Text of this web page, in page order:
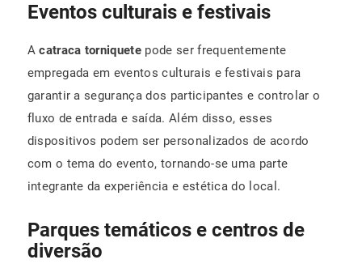
Eventos culturais e festivais
Acatraca torniquete pode ser frequentemente
empregada em eventos culturais e festivais para
garantir a segurança dos participantes e controlar o
fluxo de entrada e saída. Além disso, esses
dispositivos podem ser personalizados de acordo
com o tema do evento, tornando-se uma parte
integrante da experiência e estética do local.
Parques temáticos e centros de
diversão